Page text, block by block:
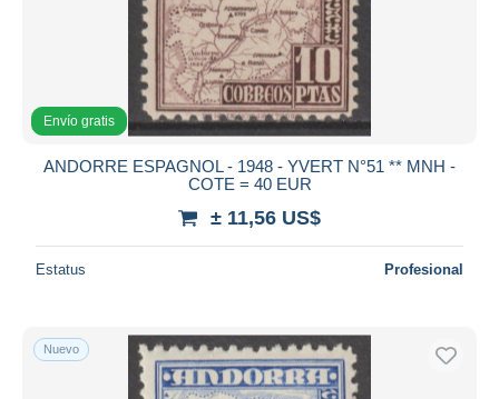
Envío gratis
ANDORRE ESPAGNOL - 1948 - YVERT N°51 ** MNH -
COTE = 40 EUR
± 11,56 US$
Estatus Profesional
Nuevo